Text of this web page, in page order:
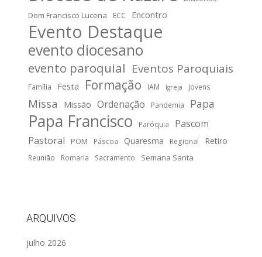
Dom Francisco Lucena
ECC Encontro
Evento Destaque
evento diocesano
evento paroquial Eventos Paroquiais
Família Festa Formação IAM Igreja Jovens
Missa Missão Ordenação Pandemia Papa
Papa Francisco Paróquia
Pascom
Pastoral
POM Páscoa Quaresma Regional Retiro
Reunião Romaria Sacramento Semana Santa
ARQUIVOS
julho 2026